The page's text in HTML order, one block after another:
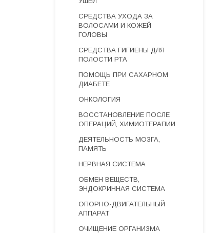
СРЕДСТВА УХОДА ЗА
ВОЛОСАМИ И КОЖЕЙ
ГОЛОВЫ
СРЕДСТВА ГИГИЕНЫ ДЛЯ
ПОЛОСТИ РТА
ПОМОЩЬ ПРИ САХАРНОМ
ДИАБЕТЕ
ОНКОЛОГИЯ
ВОССТАНОВЛЕНИЕ ПОСЛЕ
ОПЕРАЦИЙ, ХИМИОТЕРАПИИ
ДЕЯТЕЛЬНОСТЬ МОЗГА,
ПАМЯТЬ
НЕРВНАЯ СИСТЕМА
ОБМЕН ВЕЩЕСТВ,
ЭНДОКРИННАЯ СИСТЕМА
ОПОРНО-ДВИГАТЕЛЬНЫЙ
АППАРАТ
ОЧИЩЕНИЕ ОРГАНИЗМА